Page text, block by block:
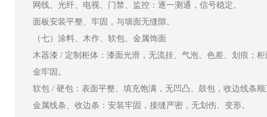
网线、光纤、电视、门禁、监控：逐一测通，信号稳定。
面板安装平整、牢固，与墙面无缝隙。
（七）涂料、木作、软包、金属饰面
木器漆 / 定制柜体：漆面光滑，无流挂、气泡、色差、划痕；
金牢固。
软包 / 硬包：表面平整、填充饱满，无凹凸、鼓包，收边线条顺
金属线条、收边条：安装牢固，接缝严密，无划伤、变形。